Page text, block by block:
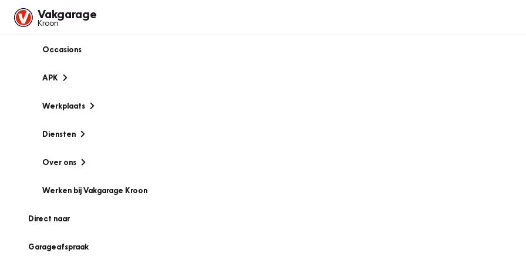
Vakgarage
Kroon
Occasions
APK
Werkplaats
Diensten
Over ons
Werken bij Vakgarage Kroon
Direct naar
Garageafspraak